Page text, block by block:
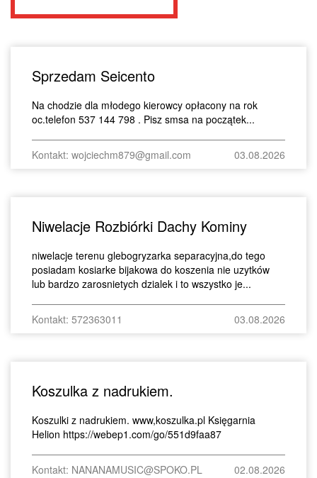
Sprzedam Seicento
Na chodzie dla młodego kierowcy opłacony na rok
oc.telefon 537 144 798 . Pisz smsa na początek...
Kontakt: wojciechm879@gmail.com 03.08.2026
Niwelacje Rozbiórki Dachy Kominy
niwelacje terenu glebogryzarka separacyjna,do tego
posiadam kosiarke bijakowa do koszenia nie uzytków
lub bardzo zarosnietych dzialek i to wszystko je...
Kontakt: 572363011 03.08.2026
Koszulka z nadrukiem.
Koszulki z nadrukiem. www,koszulka.pl Księgarnia
Helion https://webep1.com/go/551d9faa87
Kontakt: NANANAMUSIC@SPOKO.PL 02.08.2026